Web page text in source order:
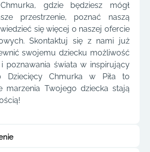
gdzie będziesz mógł
przestrzenie, poznać naszą
się więcej o naszej ofercie
Skontaktuj się z nami już
swojemu dziecku możliwość
poznawania świata w inspirujący
Dziecięcy Chmurka w Piła to
marzenia Twojego dziecka stają